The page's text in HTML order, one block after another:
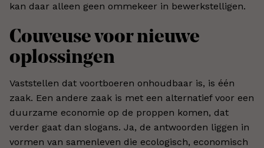
kan daar alleen geen ommekeer in bewerkstelligen.
Couveuse voor nieuwe
oplossingen
Vaststellen dat voortboeren onhoudbaar is, is één
zaak. Een andere zaak is met een alternatief voor een
duurzame economie op de proppen komen, dat
verder gaat dan slogans. Ja, de antwoorden liggen in
vormen van samenleven die ecologisch, economisch